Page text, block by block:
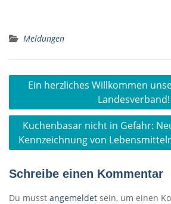
Meldungen
Beitragsnavigation
Ein herzliches Willkommen
Landesverband!
Kuchenbasar nicht in Gefahr:
Kennzeichnung von
Schreibe einen Kommentar
Du musst angemeldet sein, um einen